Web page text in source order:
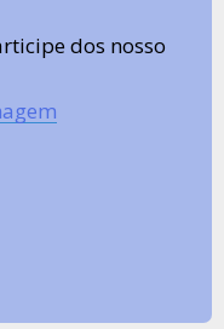
dos nosso